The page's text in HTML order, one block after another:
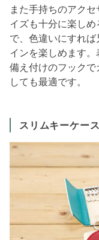
また手持ちのアク
イズも十分に楽し
で、色違いにすれ
インを楽しめます。
備え付けのフック
しても最適です。
スリムキーケース